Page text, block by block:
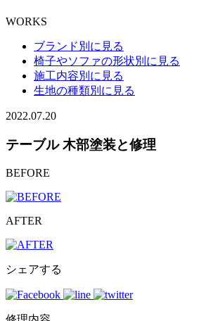
WORKS
ブランド別に見る
椅子やソファの形状別に見る
施工内容別に見る
生地の種類別に見る
2022.07.20
テーブル 木部塗装と修理
BEFORE
AFTER
シェアする